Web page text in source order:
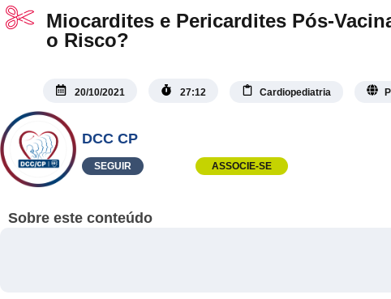
Miocardites e Pericardites Pós-
o Risco?
20/10/2021 27:12 Cardiopediatria
DCC CP
SEGUIR ASSOCIE-SE
Sobre este conteúdo